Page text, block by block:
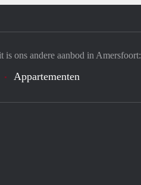
is ons andere aanbod in Amersfoort:
Appartementen